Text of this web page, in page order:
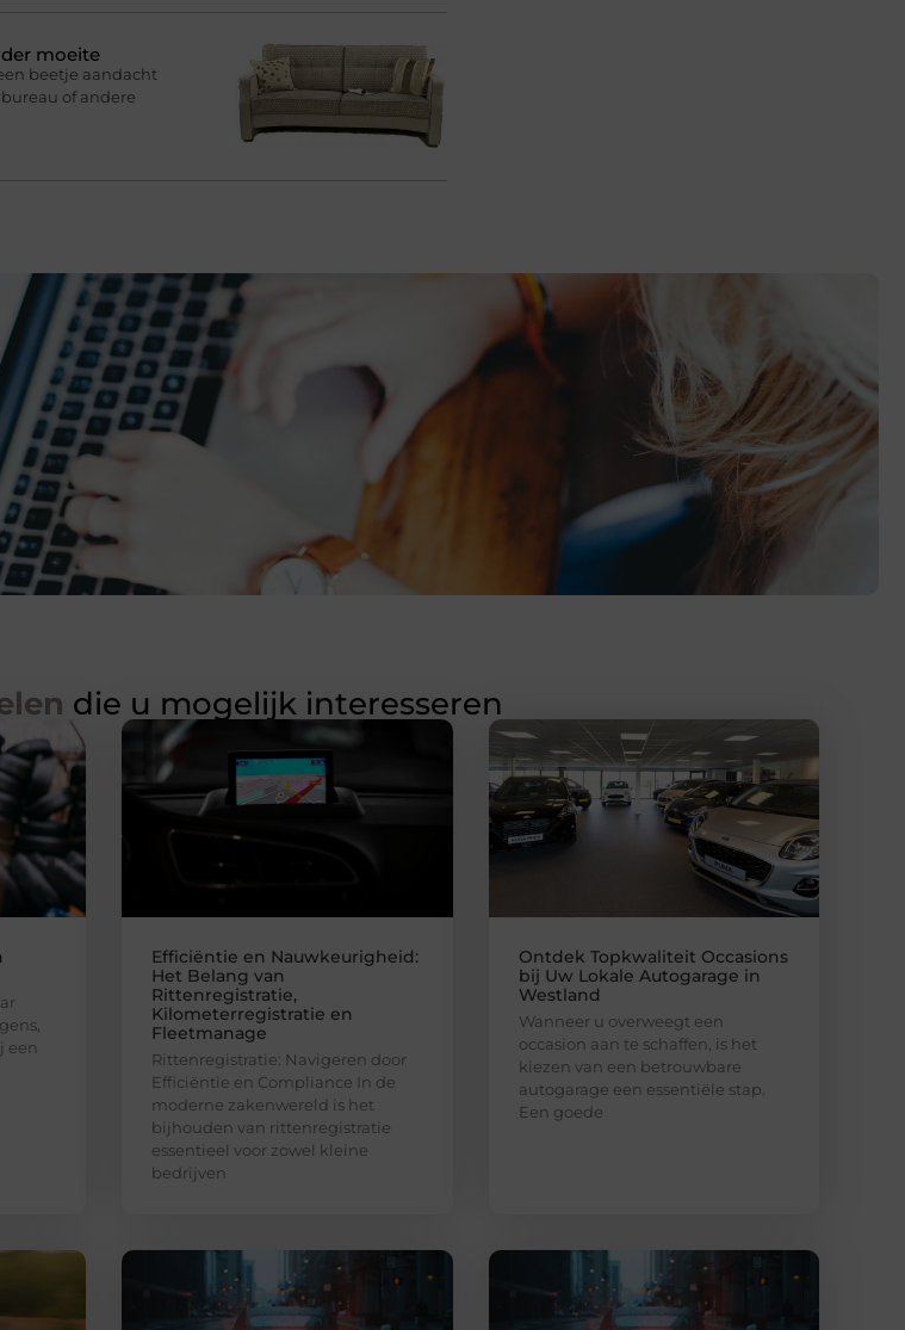
moeite
beetje aandacht
of andere
die u mogelijk interesseren
een
Efficiëntie en Nauwkeurigheid:
Het Belang van
Rittenregistratie,
Kilometerregistratie en
Fleetmanage
Rittenregistratie: Navigeren door
Efficiëntie en Compliance In de
moderne zakenwereld is het
bijhouden van rittenregistratie
essentieel voor zowel kleine
bedrijven
Ontdek Topkwaliteit Occasions
bij Uw Lokale Autogarage in
Westland
Wanneer u overweegt een
occasion aan te schaffen, is het
kiezen van een betrouwbare
autogarage een essentiële stap.
Een goede